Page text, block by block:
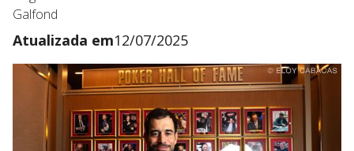
Galfond
Atualizada em12/07/2025